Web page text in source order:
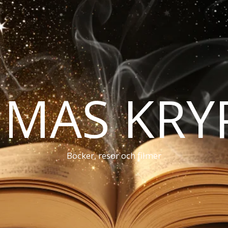
Böcker, resor och filmer